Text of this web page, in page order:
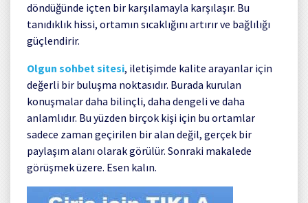
döndüğünde içten bir karşılamayla karşılaşır. Bu
tanıdıklık hissi, ortamın sıcaklığını artırır ve bağlılığı
güçlendirir.
Olgun sohbet sitesi, iletişimde kalite arayanlar için
değerli bir buluşma noktasıdır. Burada kurulan
konuşmalar daha bilinçli, daha dengeli ve daha
anlamlıdır. Bu yüzden birçok kişi için bu ortamlar
sadece zaman geçirilen bir alan değil, gerçek bir
paylaşım alanı olarak görülür. Sonraki makalede
görüşmek üzere. Esen kalın.